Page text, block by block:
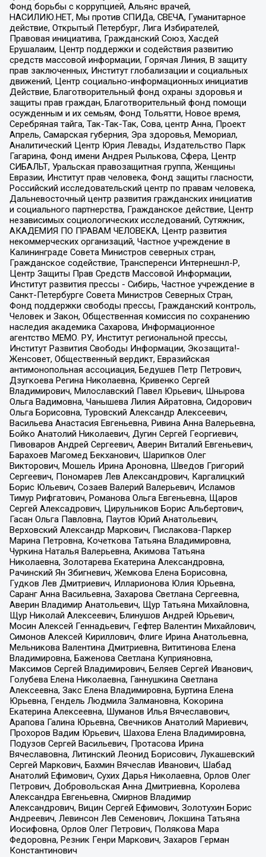
Фонд борьбы с коррупцией, Альянс врачей,
НАСИЛИЮ.НЕТ, Мы против СПИДа, СВЕЧА, Гуманитарное
действие, Открытый Петербург, Лига Избирателей,
Правовая инициатива, Гражданский Союз, Хасдей
Ерушалаим, Центр поддержки и содействия развитию
средств массовой информации, Горячая Линия, В защиту
прав заключенных, Институт глобализации и социальных
движений, Центр социально-информационных инициатив
Действие, Благотворительный фонд охраны здоровья и
защиты прав граждан, Благотворительный фонд помощи
осужденным и их семьям, Фонд Тольятти, Новое время,
Серебряная тайга, Так-Так-Так, Сова, центр Анна, Проект
Апрель, Самарская губерния, Эра здоровья, Мемориал,
Аналитический Центр Юрия Левады, Издательство Парк
Гагарина, Фонд имени Андрея Рылькова, Сфера, Центр
СИБАЛЬТ, Уральская правозащитная группа, Женщины
Евразии, Институт прав человека, Фонд защиты гласности,
Российский исследовательский центр по правам человека,
Дальневосточный центр развития гражданских инициатив
и социального партнерства, Гражданское действие, Центр
независимых социологических исследований, Сутяжник,
АКАДЕМИЯ ПО ПРАВАМ ЧЕЛОВЕКА, Центр развития
некоммерческих организаций, Частное учреждение в
Калининграде Совета Министров северных стран,
Гражданское содействие, Трансперенси Интернешнл-Р,
Центр Защиты Прав Средств Массовой Информации,
Институт развития прессы - Сибирь, Частное учреждение в
Санкт-Петербурге Совета Министров Северных Стран,
Фонд поддержки свободы прессы, Гражданский контроль,
Человек и Закон, Общественная комиссия по сохранению
наследия академика Сахарова, Информационное
агентство МЕМО. РУ, Институт региональной прессы,
Институт Развития Свободы Информации, Экозащита!-
Женсовет, Общественный вердикт, Евразийская
антимонопольная ассоциация, Бедушев Петр Петрович,
Дзугкоева Регина Николаевна, Кривенко Сергей
Владимирович, Милославский Павел Юрьевич, Шнырова
Ольга Вадимовна, Чанышева Лилия Айратовна, Сидорович
Ольга Борисовна, Туровский Александр Алексеевич,
Васильева Анастасия Евгеньевна, Ривина Анна Валерьевна,
Бойко Анатолий Николаевич, Дугин Сергей Георгиевич,
Пивоваров Андрей Сергеевич, Аверин Виталий Евгеньевич,
Барахоев Магомед Бекханович, Шарипков Олег
Викторович, Мошель Ирина Ароновна, Шведов Григорий
Сергеевич, Пономарев Лев Александрович, Каргалицкий
Борис Юльевич, Созаев Валерий Валерьевич, Исламов
Тимур Рифгатович, Романова Ольга Евгеньевна, Щаров
Сергей Алексадрович, Цирульников Борис Альбертович,
Гасан Ольга Павловна, Паутов Юрий Анатольевич,
Верховский Александр Маркович, Пислакова-Паркер
Марина Петровна, Кочеткова Татьяна Владимировна,
Чуркина Наталья Валерьевна, Акимова Татьяна
Николаевна, Золотарева Екатерина Александровна,
Рачинский Ян Збигневич, Жемкова Елена Борисовна,
Гудков Лев Дмитриевич, Илларионова Юлия Юрьевна,
Саранг Анна Васильевна, Захарова Светлана Сергеевна,
Аверин Владимир Анатольевич, Щур Татьяна Михайловна,
Щур Николай Алексеевич, Блинушов Андрей Юрьевич,
Мосин Алексей Геннадьевич, Гефтер Валентин Михайлович,
Симонов Алексей Кириллович, Флиге Ирина Анатольевна,
Мельникова Валентина Дмитриевна, Вититинова Елена
Владимировна, Баженова Светлана Куприяновна,
Максимов Сергей Владимирович, Беляев Сергей Иванович,
Голубева Елена Николаевна, Ганнушкина Светлана
Алексеевна, Закс Елена Владимировна, Буртина Елена
Юрьевна, Гендель Людмила Залмановна, Кокорина
Екатерина Алексеевна, Шуманов Илья Вячеславович,
Арапова Галина Юрьевна, Свечников Анатолий Мариевич,
Прохоров Вадим Юрьевич, Шахова Елена Владимировна,
Подузов Сергей Васильевич, Протасова Ирина
Вячеславовна, Литинский Леонид Борисович, Лукашевский
Сергей Маркович, Бахмин Вячеслав Иванович, Шабад
Анатолий Ефимович, Сухих Дарья Николаевна, Орлов Олег
Петрович, Добровольская Анна Дмитриевна, Королева
Александра Евгеньевна, Смирнов Владимир
Александрович, Вицин Сергей Ефимович, Золотухин Борис
Андреевич, Левинсон Лев Семенович, Локшина Татьяна
Иосифовна, Орлов Олег Петрович, Полякова Мара
Федоровна, Резник Генри Маркович, Захаров Герман
Константинович